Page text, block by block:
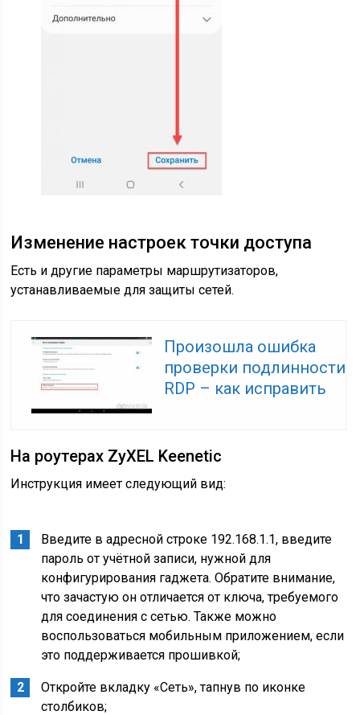
Изменение настроек точки доступа
Есть и другие параметры маршрутизаторов,
устанавливаемые для защиты сетей.
Произошла ошибка
проверки подлинности
RDP – как исправить
На роутерах ZyXEL Keenetic
Инструкция имеет следующий вид:
Введите в адресной строке 192.168.1.1, введите
пароль от учётной записи, нужной для
конфигурирования гаджета. Обратите внимание,
что зачастую он отличается от ключа, требуемого
для соединения с сетью. Также можно
воспользоваться мобильным приложением, если
это поддерживается прошивкой;
Откройте вкладку «Сеть», тапнув по иконке
столбиков;